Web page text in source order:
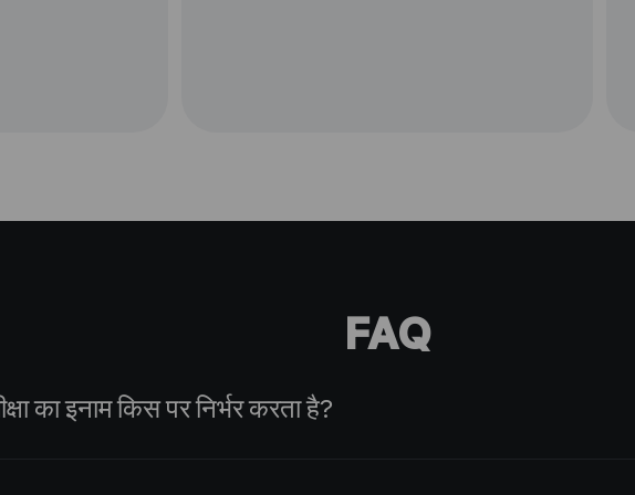
FAQ
का इनाम किस पर निर्भर करता है?